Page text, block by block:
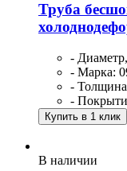
Труба
-
- Марка:
- Толщина
-
Купить в 1 клик
В наличии